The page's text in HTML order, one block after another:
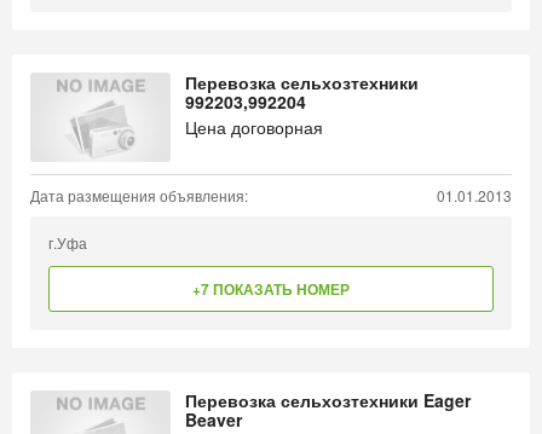
Перевозка сельхозтехники
992203,992204
Цена договорная
Дата размещения объявления: 01.01.2013
г.Уфа
+7 ПОКАЗАТЬ НОМЕР
Перевозка сельхозтехники Eager
Beaver